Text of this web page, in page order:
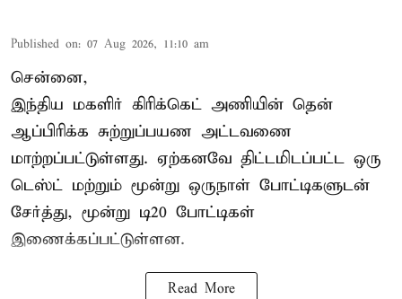
Published on: 07 Aug 2026, 11:10 am
சென்னை,
இந்திய மகளிர் கிரிக்கெட் அணியின் தென்
ஆப்பிரிக்க சுற்றுப்பயண அட்டவணை
மாற்றப்பட்டுள்ளது. ஏற்கனவே திட்டமிடப்பட்ட ஒரு
டெஸ்ட் மற்றும் மூன்று ஒருநாள் போட்டிகளுடன்
சேர்த்து, மூன்று டி20 போட்டிகள்
இணைக்கப்பட்டுள்ளன.
Read More